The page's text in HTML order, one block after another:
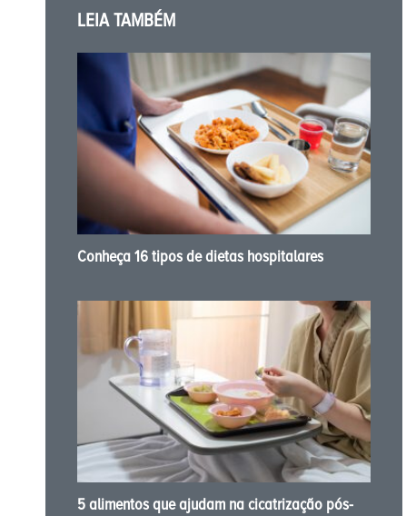
LEIA TAMBÉM
Conheça 16 tipos de dietas hospitalares
5 alimentos que ajudam na cicatrização pós-